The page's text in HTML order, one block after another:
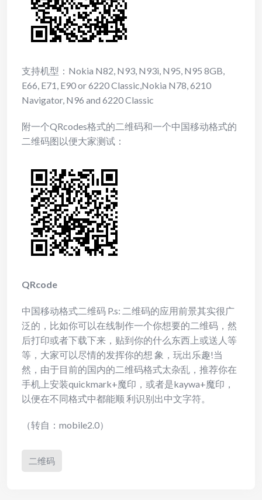
支持机型：Nokia N82, N93, N93i, N95, N95 8GB,
E66, E71, E90 or 6220 Classic,Nokia N78, 6210
Navigator, N96 and 6220 Classic
附一个QRcodes格式的二维码和一个中国移动格式的
二维码图以便大家测试：
QRcode
中国移动格式二维码 P.s: 二维码的应用前景其实很广
泛的，比如你可以在线制作一个你想要的二维码，然
后打印或者下载下来，贴到你的什么东西上或送人等
等，大家可以尽情的发挥你的想 象，玩出乐趣!当
然，由于目前的国内的二维码格式太杂乱，推荐你在
手机上安装quickmark+魔印，或者是kaywa+魔印，
以便在不同格式中都能顺 利识别出中文字符。
（转自：mobile2.0）
二维码